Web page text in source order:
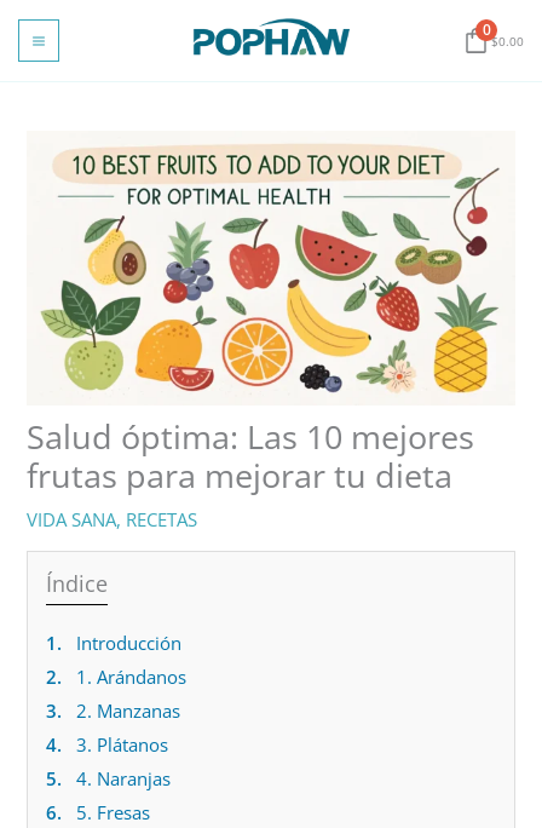
contenido
0
$0.00
Salud óptima: Las 10 mejores
frutas para mejorar tu dieta
VIDA SANA, RECETAS
Índice
1.
Introducción
2.
1. Arándanos
3.
2. Manzanas
4.
3. Plátanos
5.
4. Naranjas
6.
5. Fresas